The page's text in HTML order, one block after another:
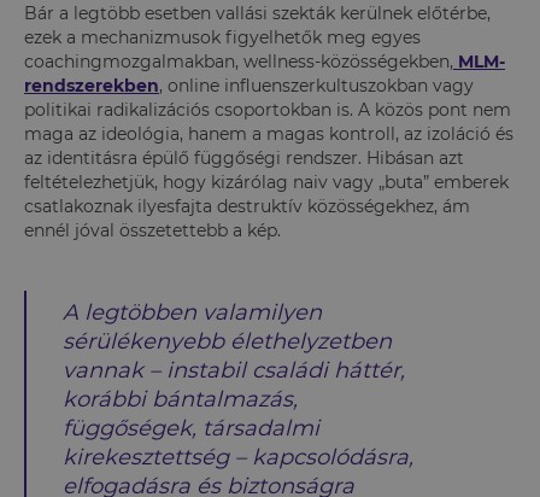
Bár a legtöbb esetben vallási szekták kerülnek előtérbe,
ezek a mechanizmusok figyelhetők meg egyes
coachingmozgalmakban, wellness-közösségekben, MLM-
rendszerekben, online influenszerkultuszokban vagy
politikai radikalizációs csoportokban is. A közös pont nem
maga az ideológia, hanem a magas kontroll, az izoláció és
az identitásra épülő függőségi rendszer. Hibásan azt
feltételezhetjük, hogy kizárólag naiv vagy „buta” emberek
csatlakoznak ilyesfajta destruktív közösségekhez, ám
ennél jóval összetettebb a kép.
A legtöbben valamilyen
sérülékenyebb élethelyzetben
vannak – instabil családi háttér,
korábbi bántalmazás,
függőségek, társadalmi
kirekesztettség – kapcsolódásra,
elfogadásra és biztonságra